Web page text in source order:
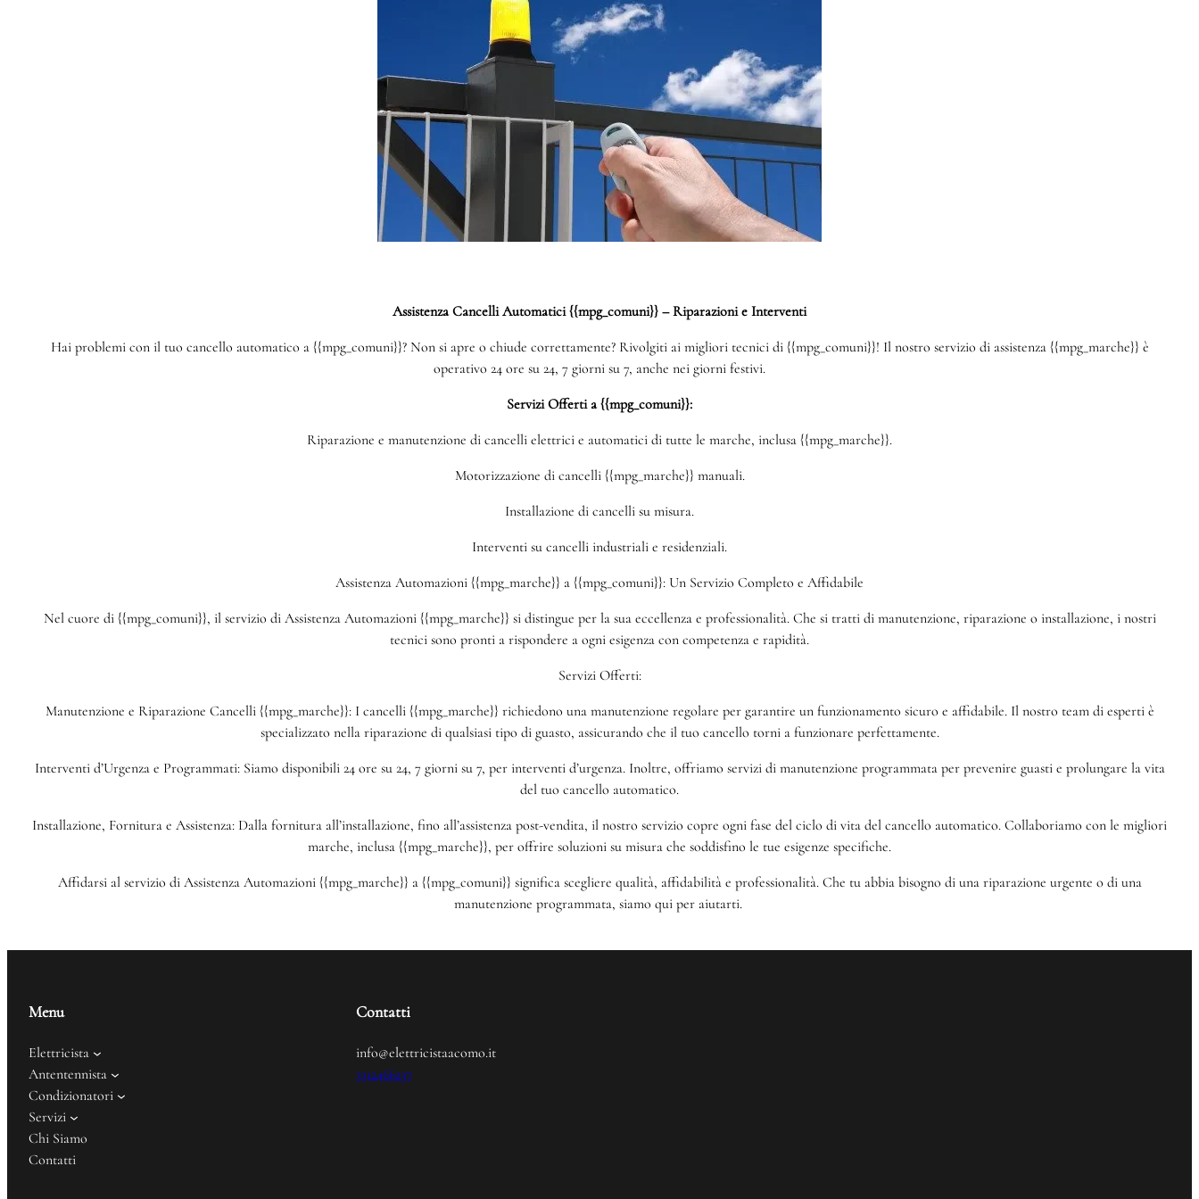
Assistenza Cancelli Automatici {{mpg_comuni}} – Riparazioni e Interventi
Hai problemi con il tuo cancello automatico a {{mpg_comuni}}? Non si apre o chiude correttamente? Rivolgiti ai migliori tecnici di {{mpg_comuni}}! Il nostro servizio di assistenza {{mpg_marche}} è
operativo 24 ore su 24, 7 giorni su 7, anche nei giorni festivi.
Servizi Offerti a {{mpg_comuni}}:
Riparazione e manutenzione di cancelli elettrici e automatici di tutte le marche, inclusa {{mpg_marche}}.
Motorizzazione di cancelli {{mpg_marche}} manuali.
Installazione di cancelli su misura.
Interventi su cancelli industriali e residenziali.
Assistenza Automazioni {{mpg_marche}} a {{mpg_comuni}}: Un Servizio Completo e Affidabile
Nel cuore di {{mpg_comuni}}, il servizio di Assistenza Automazioni {{mpg_marche}} si distingue per la sua eccellenza e professionalità. Che si tratti di manutenzione, riparazione o installazione, i nostri
tecnici sono pronti a rispondere a ogni esigenza con competenza e rapidità.
Servizi Offerti:
Manutenzione e Riparazione Cancelli {{mpg_marche}}: I cancelli {{mpg_marche}} richiedono una manutenzione regolare per garantire un funzionamento sicuro e affidabile. Il nostro team di esperti è
specializzato nella riparazione di qualsiasi tipo di guasto, assicurando che il tuo cancello torni a funzionare perfettamente.
Interventi d’Urgenza e Programmati: Siamo disponibili 24 ore su 24, 7 giorni su 7, per interventi d’urgenza. Inoltre, offriamo servizi di manutenzione programmata per prevenire guasti e prolungare la vita
del tuo cancello automatico.
Installazione, Fornitura e Assistenza: Dalla fornitura all’installazione, fino all’assistenza post-vendita, il nostro servizio copre ogni fase del ciclo di vita del cancello automatico. Collaboriamo con le migliori
marche, inclusa {{mpg_marche}}, per offrire soluzioni su misura che soddisfino le tue esigenze specifiche.
Affidarsi al servizio di Assistenza Automazioni {{mpg_marche}} a {{mpg_comuni}} significa scegliere qualità, affidabilità e professionalità. Che tu abbia bisogno di una riparazione urgente o di una
manutenzione programmata, siamo qui per aiutarti.
Menu
Elettricista
Antentennista
Condizionatori
Servizi
Chi Siamo
Contatti
Contatti
info@elettricistaacomo.it
3312466237